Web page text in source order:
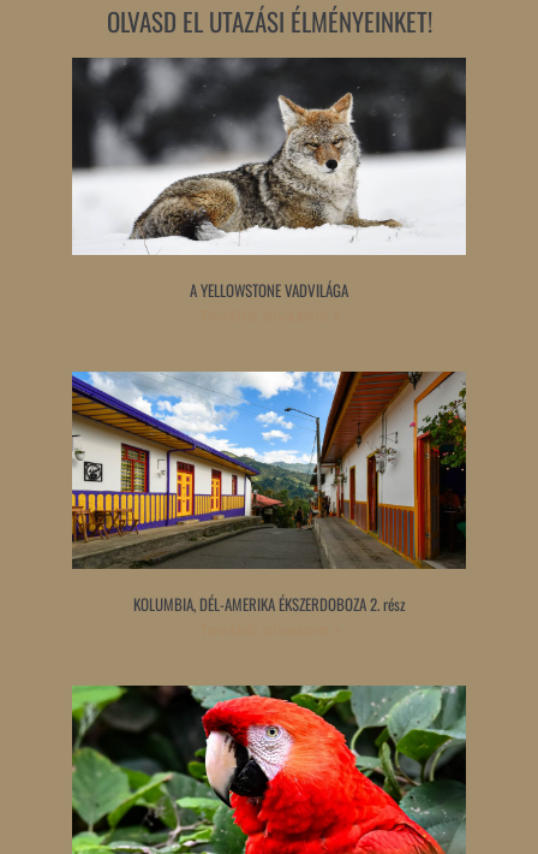
OLVASD EL UTAZÁSI ÉLMÉNYEINKET!
A YELLOWSTONE VADVILÁGA
KOLUMBIA, DÉL-AMERIKA ÉKSZERDOBOZA 2. rész